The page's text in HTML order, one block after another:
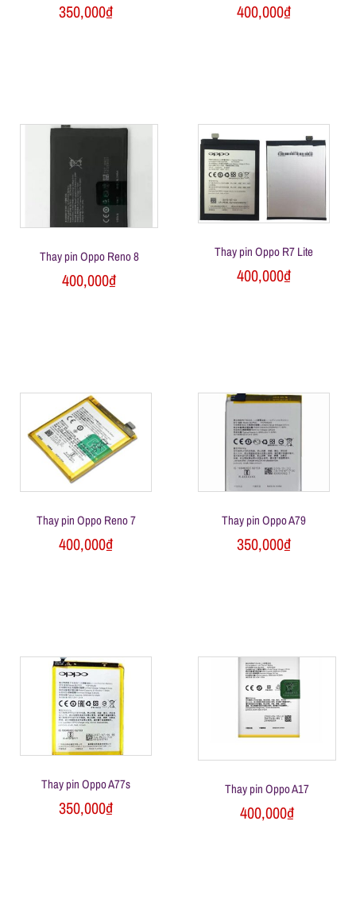
ử
c
h
đ
ệ
h
ạ
350,000₫ 400,000₫
Thay pin Oppo Reno 8
400,000₫
Thay pin Oppo R7 Lite
400,000₫
Thay pin Oppo Reno 7
400,000₫
Thay pin Oppo A79
350,000₫
Thay pin Oppo A77s
350,000₫
Thay pin Oppo A17
400,000₫